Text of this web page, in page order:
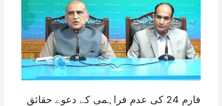
فارم 24 کی عدم فراہمی کے دعوے حقائق